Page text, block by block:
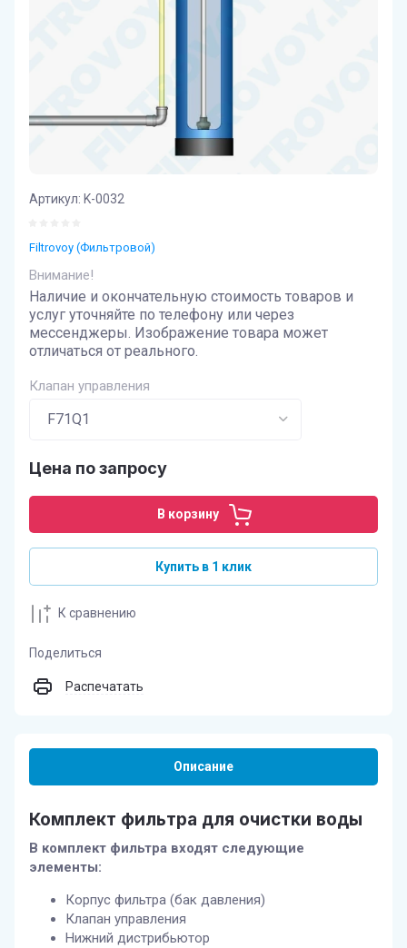
Артикул: K-0032
Filtrovoy (Фильтровой)
Внимание!
Наличие и окончательную стоимость товаров и
услуг уточняйте по телефону или через
мессенджеры. Изображение товара может
отличаться от реального.
Клапан управления
Цена по запросу
В корзину
Купить в 1 клик
К сравнению
Поделиться
Распечатать
Описание
Комплект фильтра для очистки воды
В комплект фильтра входят следующие
элементы:
Корпус фильтра (бак давления)
Клапан управления
Нижний дистрибьютор